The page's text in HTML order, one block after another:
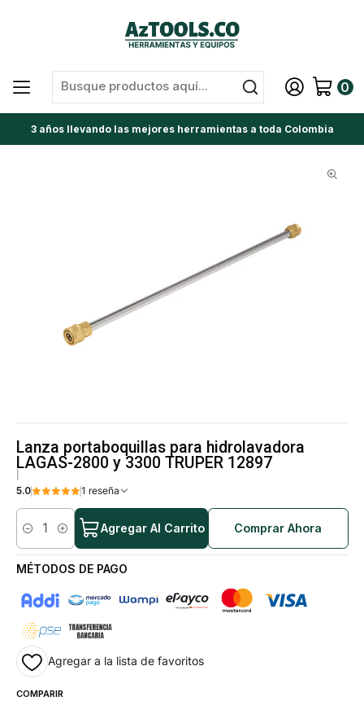
0
3 años llevando las mejores herramientas a toda Colombia
Lanza portaboquillas para hidrolavadora
LAGAS-2800 y 3300 TRUPER 12897
5.0
1 reseña
Cantidad
Agregar Al Carrito Comprar Ahora
MÉTODOS DE PAGO
Agregar a la lista de favoritos
COMPARIR